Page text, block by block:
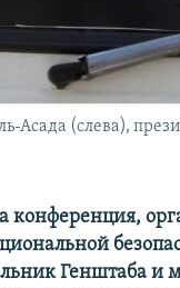
Асада (слева),
конференция,
Генштаба и